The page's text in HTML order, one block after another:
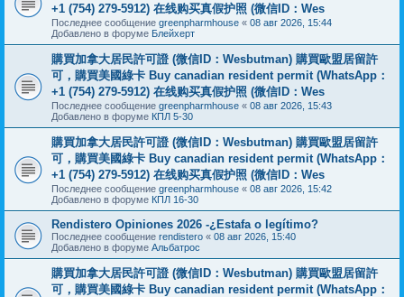
+1 (754) 279-5912) 在线购买真假护照 (微信ID：Wes
Последнее сообщение greenpharmhouse « 08 авг 2026, 15:44
Добавлено в форуме Блейхерт
購買加拿大居民許可證 (微信ID：Wesbutman) 購買歐盟居留許
可，購買美國綠卡 Buy canadian resident permit (WhatsApp：
+1 (754) 279-5912) 在线购买真假护照 (微信ID：Wes
Последнее сообщение greenpharmhouse « 08 авг 2026, 15:43
Добавлено в форуме КПЛ 5-30
購買加拿大居民許可證 (微信ID：Wesbutman) 購買歐盟居留許
可，購買美國綠卡 Buy canadian resident permit (WhatsApp：
+1 (754) 279-5912) 在线购买真假护照 (微信ID：Wes
Последнее сообщение greenpharmhouse « 08 авг 2026, 15:42
Добавлено в форуме КПЛ 16-30
Rendistero Opiniones 2026 -¿Estafa o legítimo?
Последнее сообщение rendistero « 08 авг 2026, 15:40
Добавлено в форуме Альбатрос
購買加拿大居民許可證 (微信ID：Wesbutman) 購買歐盟居留許
可，購買美國綠卡 Buy canadian resident permit (WhatsApp：